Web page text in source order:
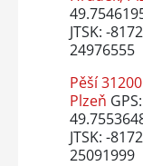
JTSK: -
24976555
Pěší
Plzeň GPS:
JTSK: -
25091999